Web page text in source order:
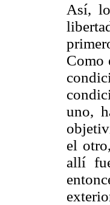
Así,
Como
uno,
el
allí